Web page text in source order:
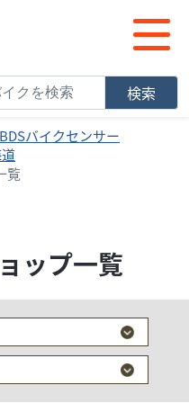
検索
バイクセンサー
覧
ップ一覧